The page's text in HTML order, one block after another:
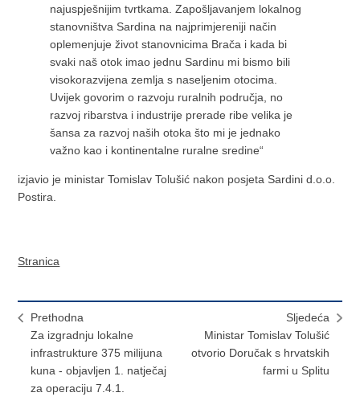
najuspješnijim tvrtkama. Zapošljavanjem lokalnog
stanovništva Sardina na najprimjereniji način
oplemenjuje život stanovnicima Brača i kada bi
svaki naš otok imao jednu Sardinu mi bismo bili
visokorazvijena zemlja s naseljenim otocima.
Uvijek govorim o razvoju ruralnih područja, no
razvoj ribarstva i industrije prerade ribe velika je
šansa za razvoj naših otoka što mi je jednako
važno kao i kontinentalne ruralne sredine“
izjavio je ministar Tomislav Tolušić nakon posjeta Sardini d.o.o.
Postira.
Stranica
Prethodna
Za izgradnju lokalne
infrastrukture 375 milijuna
kuna - objavljen 1. natječaj
za operaciju 7.4.1.
Sljedeća
Ministar Tomislav Tolušić
otvorio Doručak s hrvatskih
farmi u Splitu